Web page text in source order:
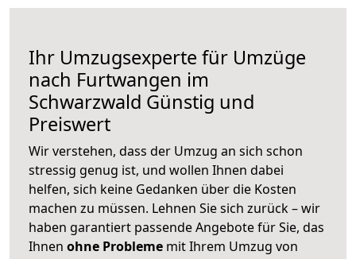
Ihr Umzugsexperte für Umzüge
nach Furtwangen im
Schwarzwald Günstig und
Preiswert
Wir verstehen, dass der Umzug an sich schon
stressig genug ist, und wollen Ihnen dabei
helfen, sich keine Gedanken über die Kosten
machen zu müssen. Lehnen Sie sich zurück – wir
haben garantiert passende Angebote für Sie, das
Ihnen ohne Probleme mit Ihrem Umzug von